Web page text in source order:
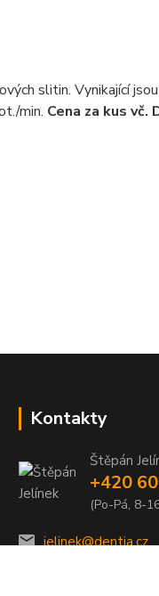
slitin. Vynikající
min. Cena za kus vč.
Kontakty
Štěpán
+420
(Po-Pá, 8-
jelinek@dentia.cz